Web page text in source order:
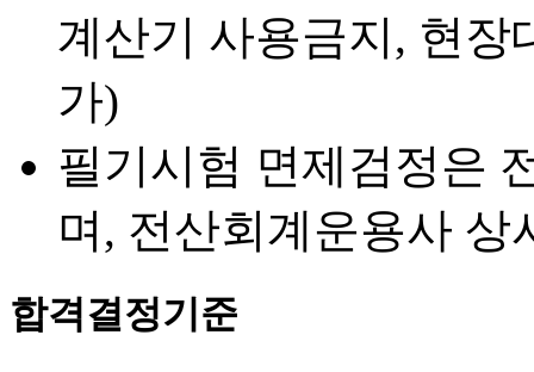
계산기 사용금지, 현장
가)
필기시험 면제검정은
며, 전산회계운용사
합격결정기준